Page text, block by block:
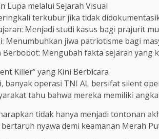
Lupa melalui Sejarah Visual
terkubur jika tidak
Menjadi studi kasus bagi prajurit
Menumbuhkan jiwa patriotisme bagi
Berbobot: Mengubah fakta sejarah yang
Killer” yang Kini Berbicara
banyak operasi TNI AL bersifat silent
tahu bahwa mereka memiliki
tidak hanya menjadi tontonan
nyawa demi keamanan Merah